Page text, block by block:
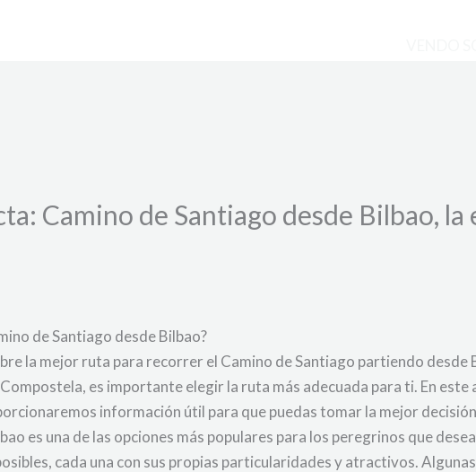
Camino de Santiago desde Bilbao,
de Santiago desde Bilbao?
la mejor ruta para recorrer el Camino de Santiago partiendo desde
es importante elegir la ruta más adecuada para ti. En
información útil para que puedas tomar la mejor
es una de las opciones más populares para los peregrinos que
cada una con sus propias particularidades y atractivos.